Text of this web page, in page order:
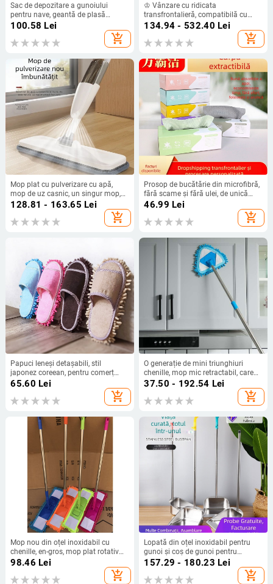
Sac de depozitare a gunoiului
pentru nave, geantă de plasă
respirabilă pentru caiac și iahturi,
100.58 Lei
add_shopping_cart
♔ Vânzare cu ridicata
transfrontalieră, compatibilă cu
capul de mop Ocedar, capul de mop
cu bandă de prosop, capul de mop
cu lavetă, capul de mop cu apă
134.94 - 532.40 Lei
add_shopping_cart
Mop plat cu pulverizare cu apă,
mop de uz casnic, un singur mop,
curățare cu mâinile fără mâini,
umed și uscat, cu dublă utilizare,
leneș, mop de podea de uz casnic,
128.81 - 163.65 Lei
add_shopping_cart
Prosop de bucătărie din microfibră,
fără scame și fără ulei, de unică
folosință, cu aspect de mocasini
46.99 Lei
add_shopping_cart
Papuci leneși detașabili, stil
japonez coreean, pentru comerț
exterior transfrontalier, pentru
65.60 Lei
add_shopping_cart
O generație de mini triunghiuri
chenille, mop mic retractabil, care
tremură cu pereți și tavane
37.50 - 192.54 Lei
add_shopping_cart
Mop nou din oțel inoxidabil cu
chenille, en-gros, mop plat rotativ
leneș, mop de curățare fără mâini
98.46 Lei
add_shopping_cart
Lopată din oțel inoxidabil pentru
gunoi și coș de gunoi pentru
curățenie, pentru uz casnic și
drumurilor
157.29 - 180.23 Lei
add_shopping_cart